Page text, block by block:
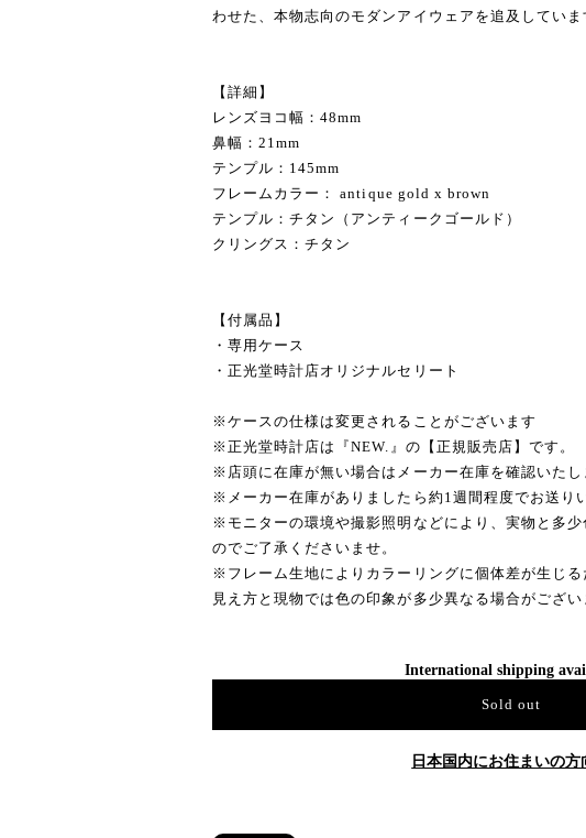
わせた、本物志向のモダンアイウェアを追及していま
【詳細】
レンズヨコ幅：48mm
鼻幅：21mm
テンプル：145mm
フレームカラー： antique gold x brown
テンプル：チタン（アンティークゴールド）
クリングス：チタン
【付属品】
・専用ケース
・正光堂時計店オリジナルセリート
※ケースの仕様は変更されることがございます
※正光堂時計店は『NEW.』の【正規販売店】です。
※店頭に在庫が無い場合はメーカー在庫を確認いたし
※メーカー在庫がありましたら約1週間程度でお送り
※モニターの環境や撮影照明などにより、実物と多
のでご了承くださいませ。
※フレーム生地によりカラーリングに個体差が生じ
見え方と現物では色の印象が多少異なる場合がござい
International shipping
Sold out
日本国内にお住まいの方